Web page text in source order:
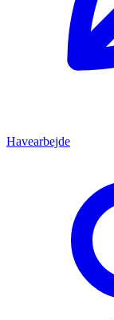
Havearbejde